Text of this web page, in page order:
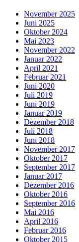
November 2025
Juni 2025
Oktober 2024
Mai 2023
November 2022
Januar 2022
April 2021
Februar 2021
Juni 2020
Juli 2019
Juni 2019
Januar 2019
Dezember 2018
Juli 2018
Juni 2018
November 2017
Oktober 2017
September 2017
Januar 2017
Dezember 2016
Oktober 2016
September 2016
Mai 2016
April 2016
Februar 2016
Oktober 2015